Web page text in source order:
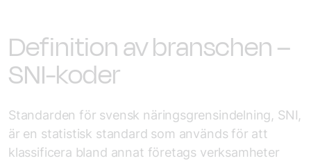
Definition av branschen –
SNI-koder
Standarden för svensk näringsgrensindelning, SNI,
är en statistisk standard som används för att
klassificera bland annat företags verksamheter